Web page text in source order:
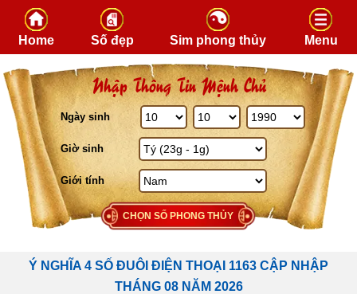
Skip to content
Home Số đẹp Sim phong thủy Menu
Nhập Thông Tin Mệnh Chủ
Ngày sinh
Giờ sinh
Giới tính
CHỌN SỐ PHONG THỦY
Ý NGHĨA 4 SỐ ĐUÔI ĐIỆN THOẠI 1163 CẬP NHẬP
THÁNG 08 NĂM 2026